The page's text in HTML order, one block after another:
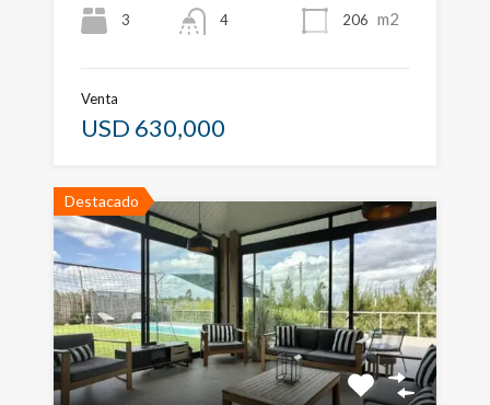
3
4
206 m2
Venta
USD 630,000
Destacado